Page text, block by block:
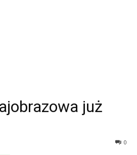
już
0